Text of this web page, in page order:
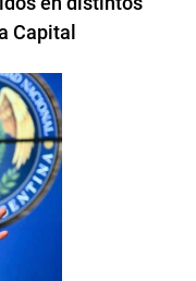
Capital